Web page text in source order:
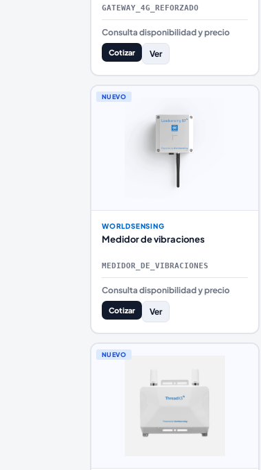
GATEWAY_4G_REFORZADO
Consulta disponibilidad y precio
Cotizar Ver
NUEVO
WORLDSENSING
Medidor de vibraciones
MEDIDOR_DE_VIBRACIONES
Consulta disponibilidad y precio
Cotizar Ver
NUEVO